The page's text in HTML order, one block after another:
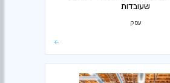
שעובדות
עסק